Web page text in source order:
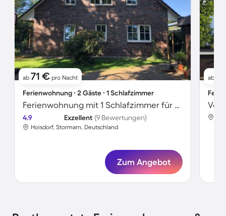
ab 71 € pro Nacht
Ferienwohnung ∙ 2 Gäste ∙ 1 Schlafzimmer
Ferienwohnung mit 1 Schlafzimmer für 2 Personen
4.9 Exzellent (9 Bewertungen)
Hoisdorf, Stormarn, Deutschland
Zum Angebot
ab